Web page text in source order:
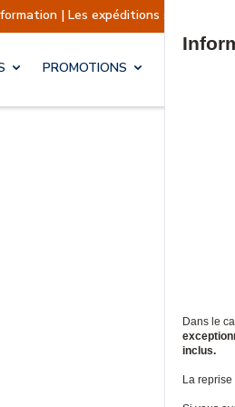
| Les expéditions sont actuellement
PROMOTIONS